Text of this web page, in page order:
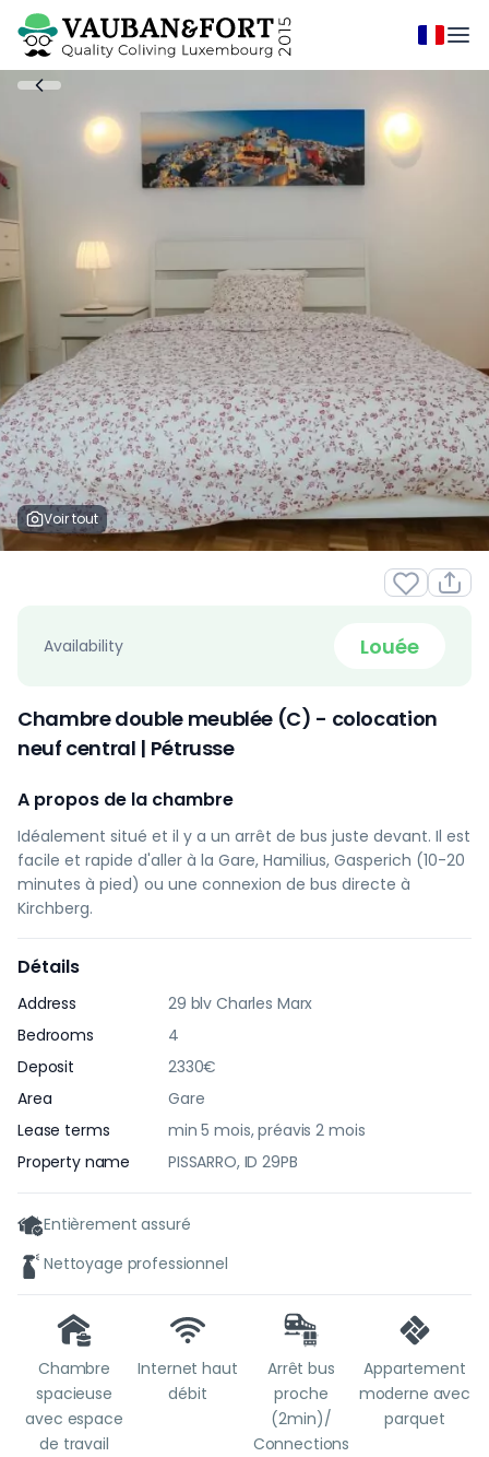
Voir tout
Availability Louée
Chambre double meublée (C) - colocation
neuf central | Pétrusse
A propos de la chambre
Idéalement situé et il y a un arrêt de bus juste devant. Il est
facile et rapide d'aller à la Gare, Hamilius, Gasperich (10-20
minutes à pied) ou une connexion de bus directe à
Kirchberg.
Détails
Address
29 blv Charles Marx
Bedrooms
4
Deposit
2330€
Area
Gare
Lease terms
min 5 mois, préavis 2 mois
Property name
PISSARRO, ID 29PB
Entièrement assuré
Nettoyage professionnel
Chambre
spacieuse
avec espace
de travail
Internet haut
débit
Arrêt bus
proche
(2min)/
Connections
Appartement
moderne avec
parquet